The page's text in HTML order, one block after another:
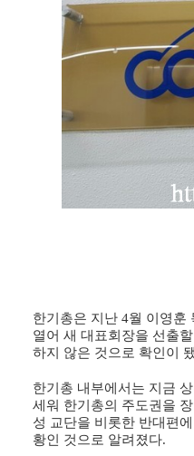
한기총은 지난 4월 이영훈
열어 새 대표회장을 선출
하지 않은 것으로 확인이
한기총 내부에서는 지금
세워 한기총의 주도권을
성 교단을 비롯한 반대편
황인 것으로 알려졌다.